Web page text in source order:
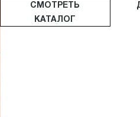
СМОТРЕТЬ
КАТАЛОГ